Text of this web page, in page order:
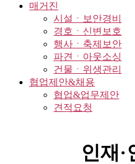
매거진
시설ㆍ보안경비
경호ㆍ신변보호
행사ㆍ축제보안
파견ㆍ아웃소싱
건물ㆍ위생관리
협업제안&채용
협업&업무제안
견적요청
인재